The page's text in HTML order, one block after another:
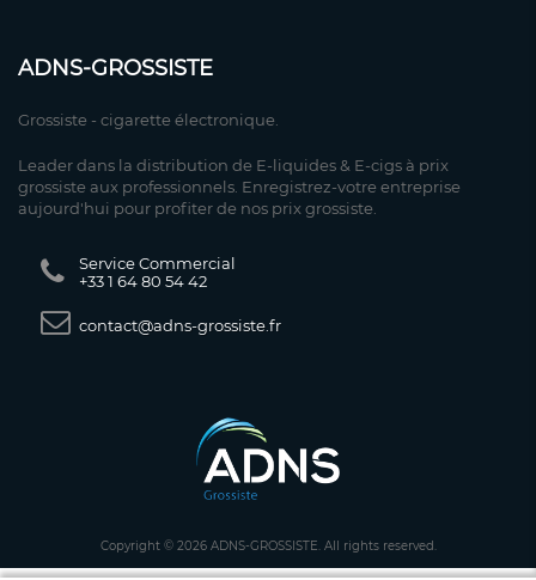
ADNS-GROSSISTE
Grossiste - cigarette électronique.
Leader dans la distribution de E-liquides & E-cigs à prix
grossiste aux professionnels. Enregistrez-votre entreprise
aujourd'hui pour profiter de nos prix grossiste.
Service Commercial
+33 1 64 80 54 42
contact@adns-grossiste.fr
Copyright © 2026 ADNS-GROSSISTE. All rights reserved.